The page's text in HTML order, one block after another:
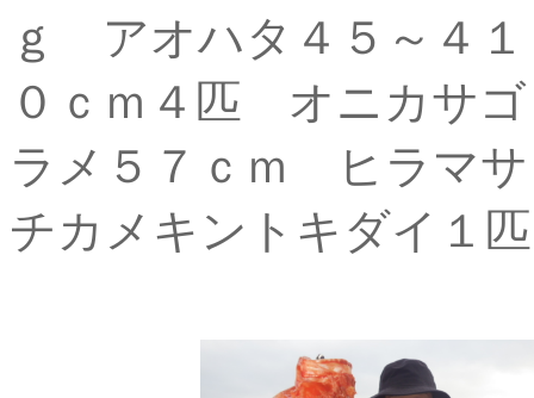
ｇ アオハタ４５～４
０ｃｍ４匹 オニカサ
ラメ５７ｃｍ ヒラマ
チカメキントキダイ１